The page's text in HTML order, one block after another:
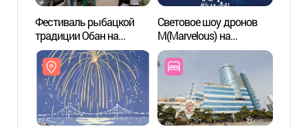
Фестиваль рыбацкой
традиции Обан на
Кваналли
(광안리어방축제)
Световое шоу дронов
M(Marvelous) на
Кваналли (광안리
M(Marvelous) 드론
라이트쇼)